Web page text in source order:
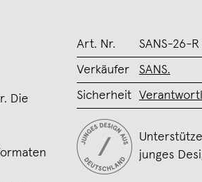
Die
Art. Nr. SANS-26-R
Verkäufer SANS.
Sicherheit
junges